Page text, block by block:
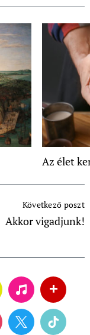
Az élet
Következő poszt
Akkor vigadjunk!